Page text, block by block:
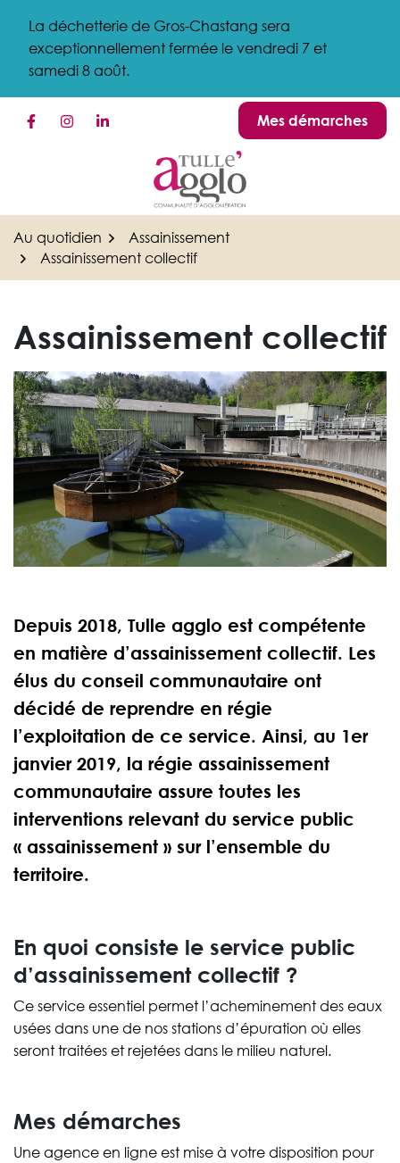
contenu
La déchetterie de Gros-Chastang sera
exceptionnellement fermée le vendredi 7 et
samedi 8 août.
Lien vers le compte Facebook
Lien vers le compte Instagram
Lien vers le compte LinkedinMes démarches
Au quotidien
Assainissement
Assainissement collectif
Assainissement collectif
Depuis 2018, Tulle agglo est compétente
en matière d’assainissement collectif. Les
élus du conseil communautaire ont
décidé de reprendre en régie
l’exploitation de ce service. Ainsi, au 1er
janvier 2019, la régie assainissement
communautaire assure toutes les
interventions relevant du service public
« assainissement » sur l’ensemble du
territoire.
En quoi consiste le service public
d’assainissement collectif ?
Ce service essentiel permet l’acheminement des eaux
usées dans une de nos stations d’épuration où elles
seront traitées et rejetées dans le milieu naturel.
Mes démarches
Une agence en ligne est mise à votre disposition pour